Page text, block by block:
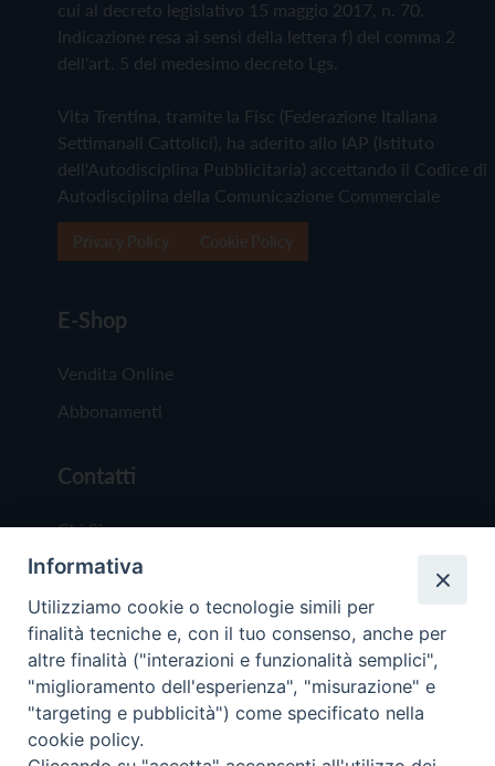
cui al decreto legislativo 15 maggio 2017, n. 70.
Indicazione resa ai sensi della lettera f) del comma 2
dell'art. 5 del medesimo decreto Lgs.
Vita Trentina, tramite la Fisc (Federazione Italiana
Settimanali Cattolici), ha aderito allo IAP (Istituto
dell'Autodisciplina Pubblicitaria) accettando il Codice di
Autodisciplina della Comunicazione Commerciale
E-Shop
Vendita Online
Abbonamenti
Contatti
Chi Siamo
Redazione
Scrivici
Copyright © 2019 - Tutti i diritti riservati - Vita
Informativa
Utilizziamo cookie o tecnologie simili per
finalità tecniche e, con il tuo consenso, anche per
altre finalità ("interazioni e funzionalità semplici",
"miglioramento dell'esperienza", "misurazione" e
"targeting e pubblicità") come specificato nella
cookie policy.